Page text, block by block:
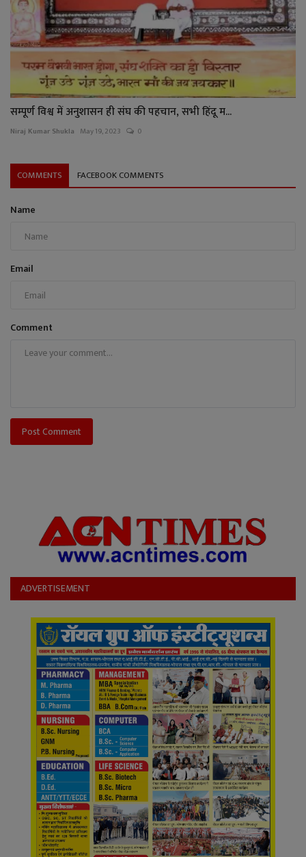
सम्पूर्ण विश्व में अनुशासन ही संघ की पहचान, सभी हिंदू म...
Niraj Kumar Shukla May 19, 2023 0
COMMENTS FACEBOOK COMMENTS
Name
Email
Comment
Post Comment
ADVERTISEMENT